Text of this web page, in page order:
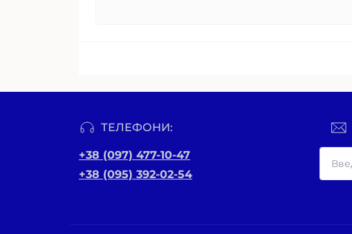
ТЕЛЕФОНИ:
+38 (097) 477-10-47
+38 (095) 392-02-54